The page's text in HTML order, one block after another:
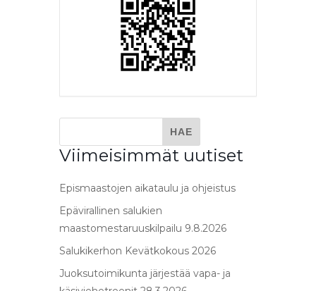
Viimeisimmät uutiset
Epismaastojen aikataulu ja ohjeistus
Epävirallinen salukien
maastomestaruuskilpailu 9.8.2026
Salukikerhon Kevätkokous 2026
Juoksutoimikunta järjestää vapa- ja